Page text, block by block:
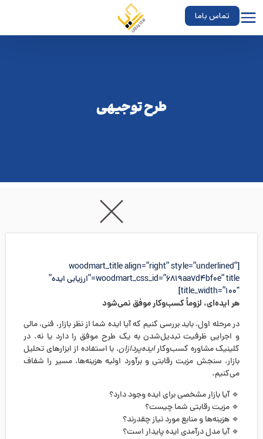
تماس باما
طرح توجیهی
[woodmart_title align=”right” style=”underlined”
woodmart_css_id=”6819aa7d4bf0e” title=”ارزیابی ایده”
title_width=”100″]
هر ایده‌ای، لزوماً کسب‌وکار موفق نمی‌شود
در مرحله اول، باید بررسی کنیم که آیا ایده شما از نظر بازار، فنی، مالی
و اجرایی ظرفیت تبدیل‌شدن به یک طرح موفق را دارد یا نه. در
کلینیک مشاوره کسب‌وکارایده‌پردازان، با استفاده از ابزارهای تحلیل
بازار، سنجش مزیت رقابتی و برآورد اولیه هزینه‌ها، مسیر را شفاف
می‌کنیم.
🔹 آیا بازار مشخصی برای ایده وجود دارد؟
🔹 مزیت رقابتی شما چیست؟
🔹 هزینه‌ها و منابع مورد نیاز چقدرند؟
🔹 آیا مدل درآمدی ایده پایدار است؟